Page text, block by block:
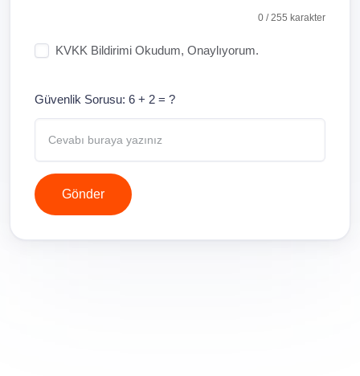
0 / 255 karakter
KVKK Bildirimi Okudum, Onaylıyorum.
Güvenlik Sorusu: 6 + 2 = ?
Gönder